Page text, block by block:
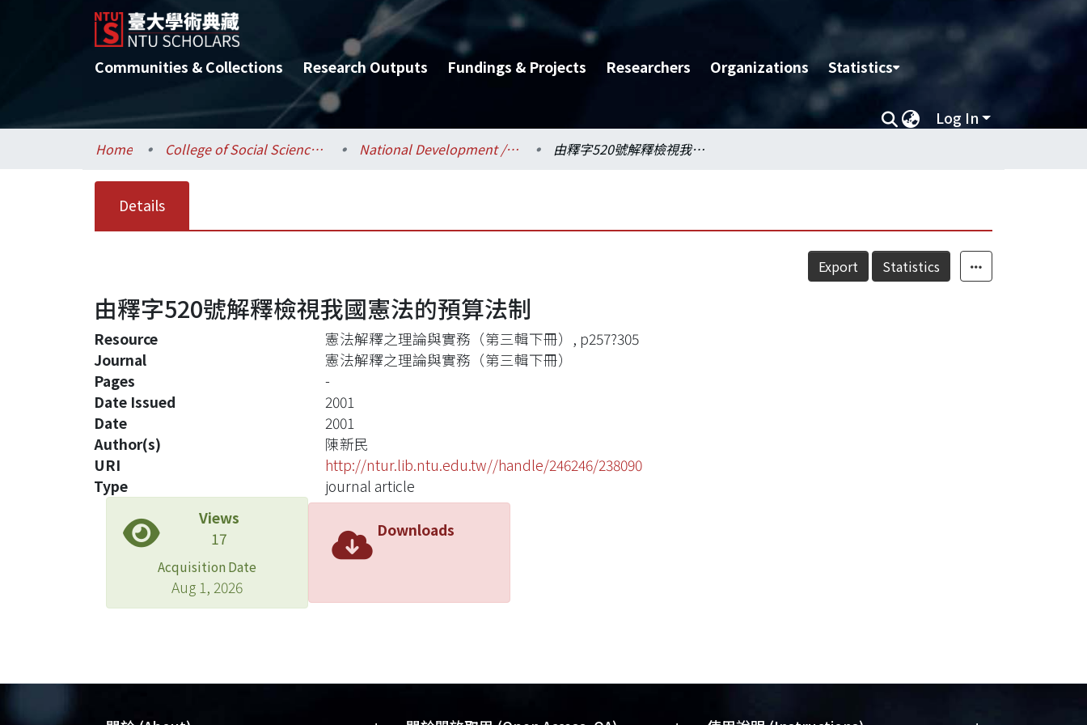
Communities & Collections Research Outputs Fundings & Projects Researchers Organizations Statistics
Log In
Home College of Social Sciences / 社會科學院 National Development / 國家發展研究所 由釋字520號解釋檢視我國憲法的預算法制
Details
Export Statistics
由釋字520號解釋檢視我國憲法的預算法制
Resource
憲法解釋之理論與實務（第三輯下冊）, p257?305
Journal
憲法解釋之理論與實務（第三輯下冊）
Pages
-
Date Issued
2001
Date
2001
Author(s)
陳新民
URI
http://ntur.lib.ntu.edu.tw//handle/246246/238090
Type
journal article
Views
17
Acquisition Date
Aug 1, 2026
Downloads